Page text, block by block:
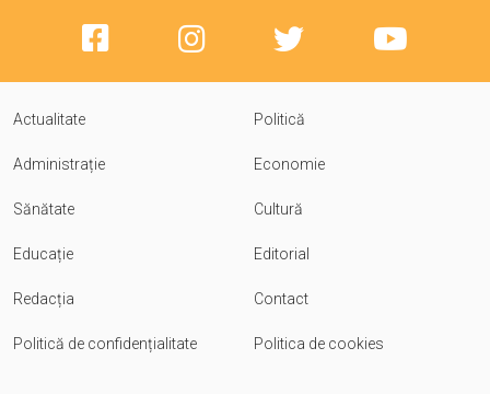
Actualitate Politică
Administrație Economie
Sănătate Cultură
Educație Editorial
Redacția Contact
Politică de confidențialitate Politica de cookies